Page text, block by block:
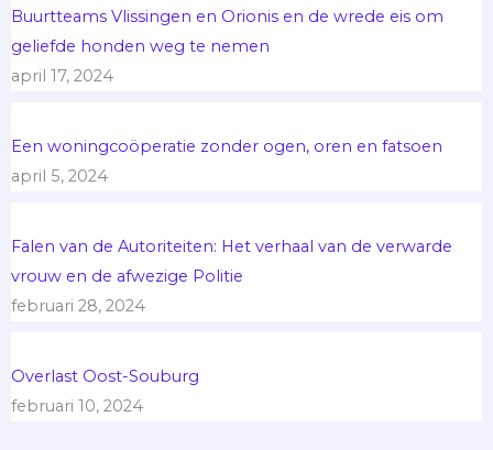
Buurtteams Vlissingen en Orionis en de wrede eis om
geliefde honden weg te nemen
april 17, 2024
Een woningcoöperatie zonder ogen, oren en fatsoen
april 5, 2024
Falen van de Autoriteiten: Het verhaal van de verwarde
vrouw en de afwezige Politie
februari 28, 2024
Overlast Oost-Souburg
februari 10, 2024